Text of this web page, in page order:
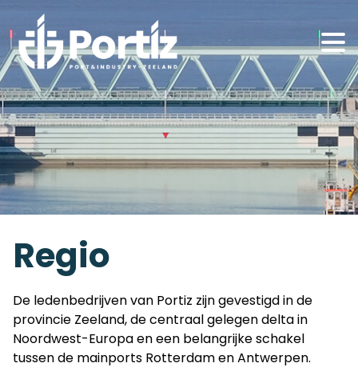
Regio
De ledenbedrijven van Portiz zijn gevestigd in de
provincie Zeeland, de centraal gelegen delta in
Noordwest-Europa en een belangrijke schakel
tussen de mainports Rotterdam en Antwerpen.